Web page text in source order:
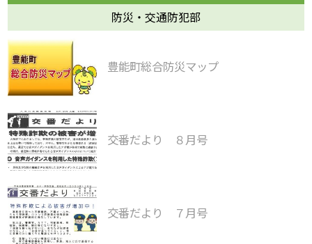
防災・交通防犯部
豊能町総合防災マップ
交番だより ８月号
交番だより ７月号